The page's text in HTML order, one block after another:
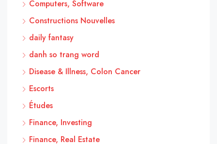
Computers, Software
Constructions Nouvelles
daily fantasy
danh so trang word
Disease & Illness, Colon Cancer
Escorts
Études
Finance, Investing
Finance, Real Estate